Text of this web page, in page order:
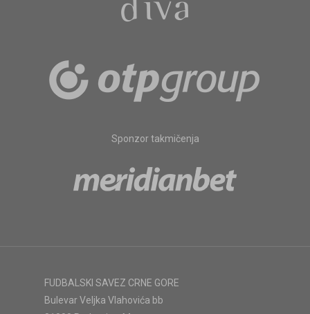
Sponzor takmičenja
FUDBALSKI SAVEZ CRNE GORE
Bulevar Veljka Vlahovića bb